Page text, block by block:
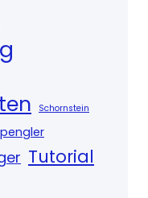
Schornstein
Tutorial